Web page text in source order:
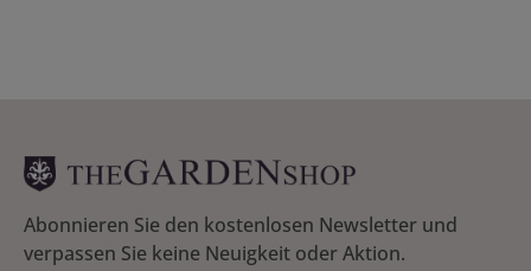
Abonnieren Sie den kostenlosen Newsletter und
verpassen Sie keine Neuigkeit oder Aktion.